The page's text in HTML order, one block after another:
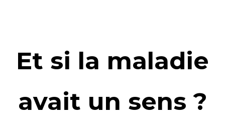
Et si la maladie
avait un sens ?